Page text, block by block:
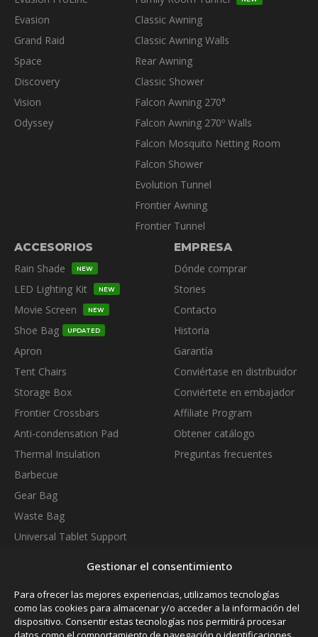
Gestionar el consentimiento
Para ofrecer las mejores experiencias, utilizamos tecnologías
como las cookies para almacenar y/o acceder a la información del
dispositivo. Consentir estas tecnologías nos permitirá procesar
página
producto
Evasion
Grand Raid
Space
Discovery
Vision
Odyssey
Classic Awning
Classic Awning Walls
Rear Awning
Classic Shower
Falcon Awning 270°
Falcon Awning 270º Walls
Falcon Mosquito Netting Room
Falcon Shower
Evolution Tunnel
Frontier Awning
Frontier Tunnel
ACCESORIOS
Rain Shade
NEW
LED Lighting Kit NEW
Movie Screen NEW
Shoe Bag UPDATED
Apron
Tent Chairs
Storage Box
Frontier Crossbars
Anti-condensation Pad
Thermal Insulation
Barbecue
Gear Bag
Waste Bag
Universal Tablet Support
EMPRESA
Dónde comprar
Stories
Contacto
Historia
Garantía
Conviértase en distribuidor
Conviértete en embajador
Affiliate Program
Obtener catálogo
Preguntas frecuentes
SUBSCRIBE TO OUR NEWSLETTER